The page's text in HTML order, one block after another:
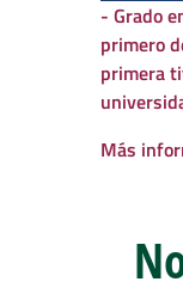
- Grado
primero
primera
Más